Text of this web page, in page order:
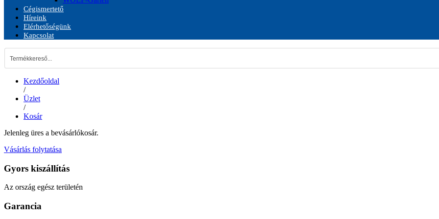
Cégismertető
Híreink
Elérhetőségünk
Kapcsolat
Kezdőoldal
/
Üzlet
/
Kosár
Jelenleg üres a bevásárlókosár.
Vásárlás folytatása
Gyors kiszállítás
Az ország egész területén
Garancia